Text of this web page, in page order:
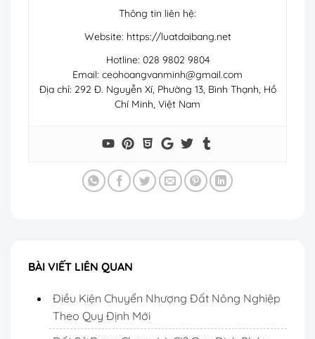
Thông tin liên hệ:
Website: https://luatdaibang.net
Hotline: 028 9802 9804
Email: ceohoangvanminh@gmail.com
Địa chỉ: 292 Đ. Nguyễn Xí, Phường 13, Bình Thạnh, Hồ
Chí Minh, Việt Nam
BÀI VIẾT LIÊN QUAN
Điều Kiện Chuyển Nhượng Đất Nông Nghiệp
Theo Quy Định Mới